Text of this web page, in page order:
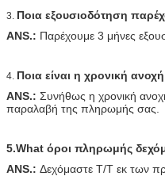
3. Ποια εξουσιοδότηση
ANS.: Παρέχουμε 3 μήνες
4. Ποια είναι η χρονική
ANS.: Συνήθως η χρονική
παραλαβή της πληρωμής σας.
5.What όροι πληρωμής
ANS.: Δεχόμαστε T/T εκ των